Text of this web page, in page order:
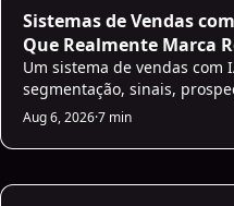
AI Sales
Sistemas de Vendas
Que Realmente Marca
Um sistema de vendas com
segmentação, sinais,
feedback - num motor que
do tempo.
Aug 6, 2026·7 min